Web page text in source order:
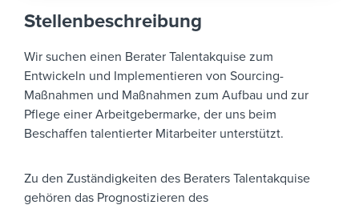
Stellenbeschreibung
Wir suchen einen Berater Talentakquise zum
Entwickeln und Implementieren von Sourcing-
Maßnahmen und Maßnahmen zum Aufbau und zur
Pflege einer Arbeitgebermarke, der uns beim
Beschaffen talentierter Mitarbeiter unterstützt.
Zu den Zuständigkeiten des Beraters Talentakquise
gehören das Prognostizieren des